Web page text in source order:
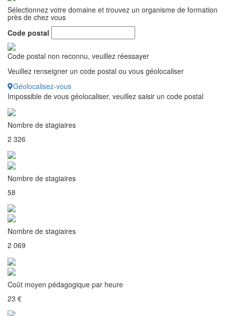
Sélectionnez votre domaine et trouvez un organisme de formation
près de chez vous
Code postal
Code postal non reconnu, veuillez réessayer
Veuillez renseigner un code postal ou vous géolocaliser
Géolocalisez-vous
Impossible de vous géolocaliser, veuillez saisir un code postal
Nombre de stagiaires
2 326
Nombre de stagiaires
58
Nombre de stagiaires
2 069
Coût moyen pédagogique par heure
23 €